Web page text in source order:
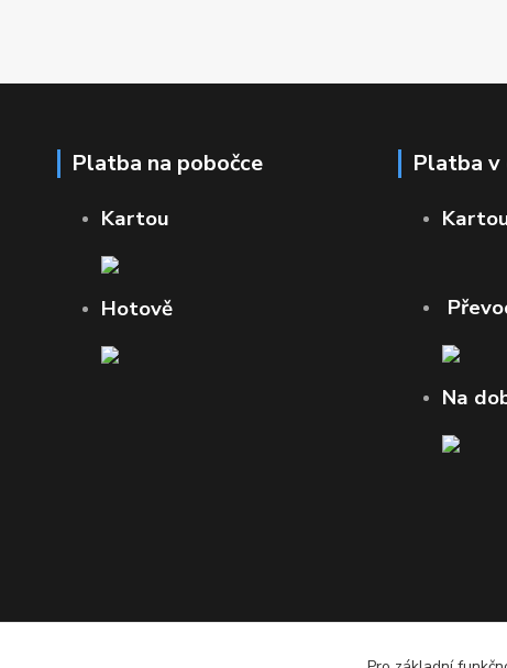
Platba na pobočce
Kartou
Hotově
Platba v
Na